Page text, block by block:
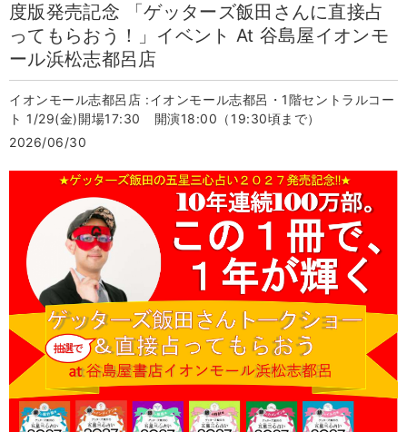
度版発売記念 「ゲッターズ飯田さんに直接占
ってもらおう！」イベント At 谷島屋イオンモ
ール浜松志都呂店
イオンモール志都呂店 :イオンモール志都呂・1階セントラルコー
ト 1/29(金)開場17:30 開演18:00（19:30頃まで）
2026/06/30